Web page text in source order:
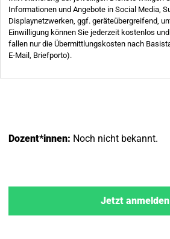
Dozent*innen: Noch nicht bekannt.
Jetzt anmelden